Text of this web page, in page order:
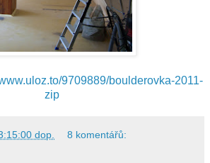
9709889​/boulderovka-2011-
zip
dop. 8 komentářů: